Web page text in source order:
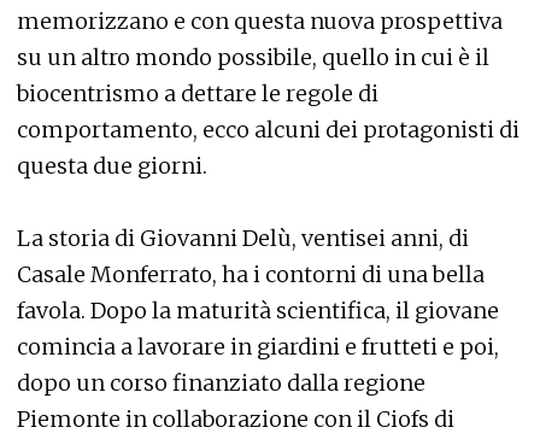
memorizzano e con questa nuova prospettiva
su un altro mondo possibile, quello in cui è il
biocentrismo a dettare le regole di
comportamento, ecco alcuni dei protagonisti di
questa due giorni.
La storia di Giovanni Delù, ventisei anni, di
Casale Monferrato, ha i contorni di una bella
favola. Dopo la maturità scientifica, il giovane
comincia a lavorare in giardini e frutteti e poi,
dopo un corso finanziato dalla regione
Piemonte in collaborazione con il Ciofs di